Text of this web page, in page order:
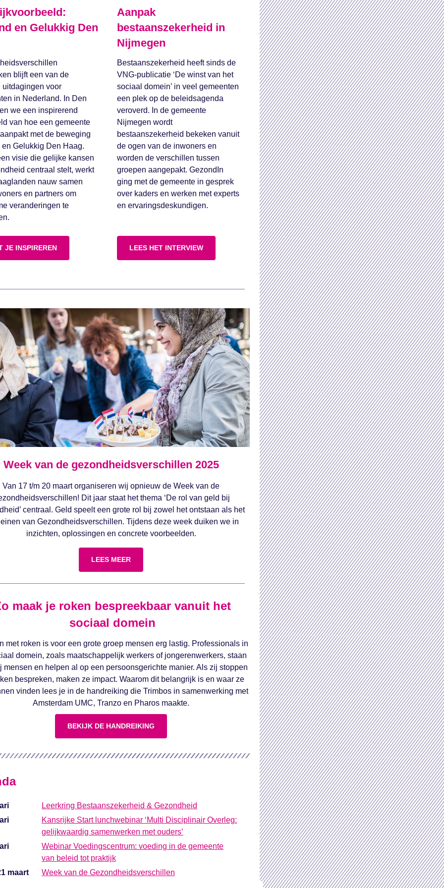
en Gelukkig Den
blijft een van de
uitdagingen voor
in Nederland. In Den
we een inspirerend
van hoe een gemeente
met de beweging
en Gelukkig Den Haag.
visie die gelijke kansen
centraal stelt, werkt
nauw samen
en partners om
veranderingen te
JE INSPIREREN
Aanpak
bestaanszekerheid in
Nijmegen
Bestaanszekerheid heeft sinds de
VNG-publicatie ‘De winst van het
sociaal domein’ in veel gemeenten
een plek op de beleidsagenda
veroverd. In de gemeente
Nijmegen wordt
bestaanszekerheid bekeken vanuit
de ogen van de inwoners en
worden de verschillen tussen
groepen aangepakt. GezondIn
ging met de gemeente in gesprek
over kaders en werken met experts
en ervaringsdeskundigen.
LEES HET INTERVIEW
Week van de gezondheidsverschillen 2025
Van 17 t/m 20 maart organiseren wij opnieuw de Week van de
Dit jaar staat het thema ‘De rol van geld bij
centraal. Geld speelt een grote rol bij zowel het ontstaan als het
van Gezondheidsverschillen. Tijdens deze week duiken we in
inzichten, oplossingen en concrete voorbeelden.
LEES MEER
maak je roken bespreekbaar vanuit het
sociaal domein
met roken is voor een grote groep mensen erg lastig. Professionals in
domein, zoals maatschappelijk werkers of jongerenwerkers, staan
mensen en helpen al op een persoonsgerichte manier. Als zij stoppen
bespreken, maken ze impact. Waarom dit belangrijk is en waar ze
vinden lees je in de handreiking die Trimbos in samenwerking met
Amsterdam UMC, Tranzo en Pharos maakte.
BEKIJK DE HANDREIKING
Leerkring Bestaanszekerheid & Gezondheid
Kansrijke Start lunchwebinar ‘Multi Disciplinair Overleg:
gelijkwaardig samenwerken met ouders’
Webinar Voedingscentrum: voeding in de gemeente
van beleid tot praktijk
maart
Week van de Gezondheidsverschillen